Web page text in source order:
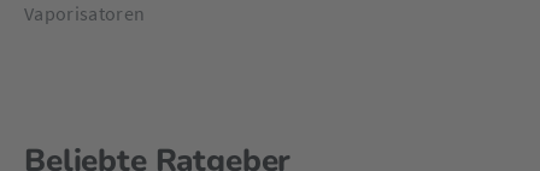
Vaporisatoren
Beliebte Ratgeber